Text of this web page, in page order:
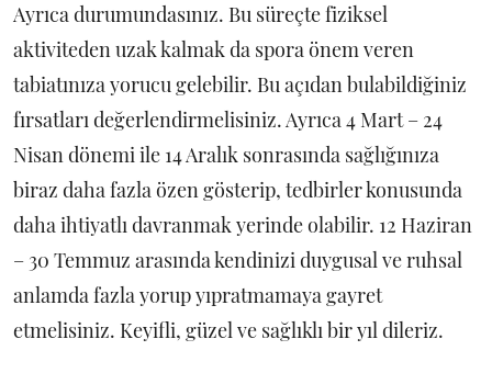
Ayrıca durumundasınız. Bu süreçte fiziksel
aktiviteden uzak kalmak da spora önem veren
tabiatınıza yorucu gelebilir. Bu açıdan bulabildiğiniz
fırsatları değerlendirmelisiniz. Ayrıca 4 Mart – 24
Nisan dönemi ile 14 Aralık sonrasında sağlığınıza
biraz daha fazla özen gösterip, tedbirler konusunda
daha ihtiyatlı davranmak yerinde olabilir. 12 Haziran
– 30 Temmuz arasında kendinizi duygusal ve ruhsal
anlamda fazla yorup yıpratmamaya gayret
etmelisiniz. Keyifli, güzel ve sağlıklı bir yıl dileriz.